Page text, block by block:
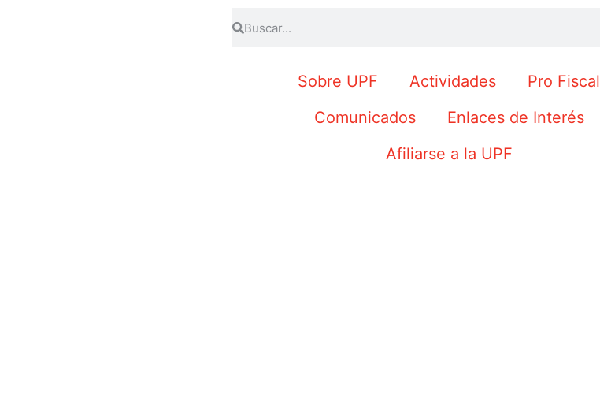
Sobre UPF Actividades
Pro Fiscal
Comunicados
Enlaces de Interés
Afiliarse a la UPF